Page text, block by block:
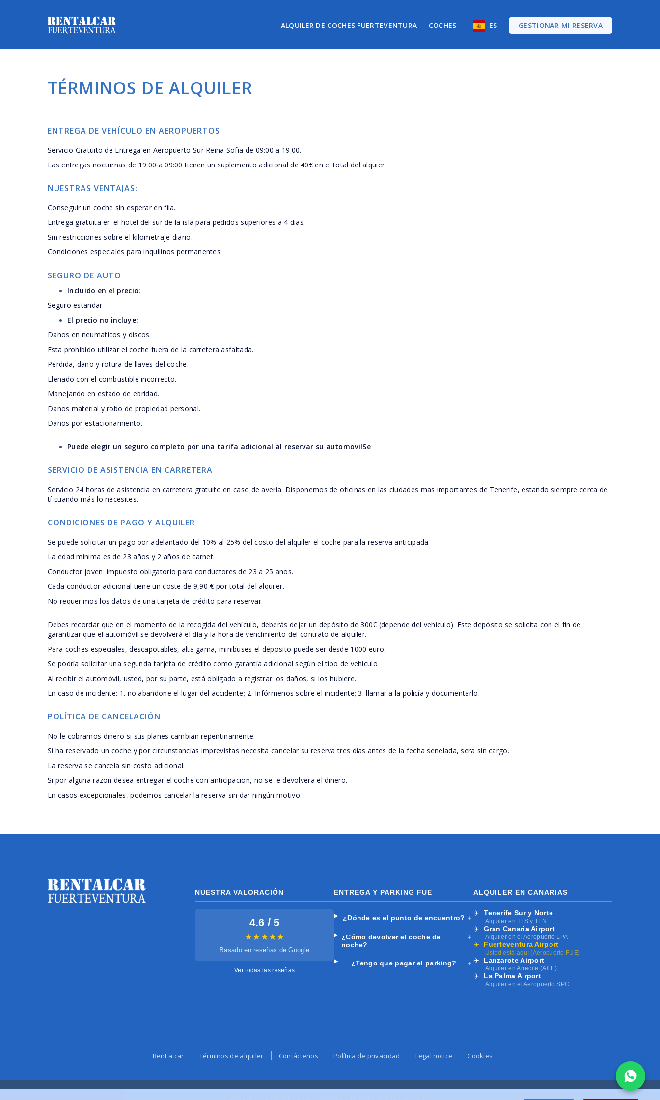
ALQUILER DE COCHES FUERTEVENTURA COCHES ES GESTIONAR MI RESERVA
TÉRMINOS DE ALQUILER
ENTREGA DE VEHÍCULO EN AEROPUERTOS
Servicio Gratuito de Entrega en Aeropuerto Sur Reina Sofia de 09:00 a 19:00.
Las entregas nocturnas de 19:00 a 09:00 tienen un suplemento adicional de 40€ en el total del alquier.
NUESTRAS VENTAJAS:
Conseguir un coche sin esperar en fila.
Entrega gratuita en el hotel del sur de la isla para pedidos superiores a 4 dias.
Sin restricciones sobre el kilometraje diario.
Condiciones especiales para inquilinos permanentes.
SEGURO DE AUTO
Incluido en el precio:
Seguro estandar
El precio no incluye:
Danos en neumaticos y discos.
Esta prohibido utilizar el coche fuera de la carretera asfaltada.
Perdida, dano y rotura de llaves del coche.
Llenado con el combustible incorrecto.
Manejando en estado de ebridad.
Danos material y robo de propiedad personal.
Danos por estacionamiento.
Puede elegir un seguro completo por una tarifa adicional al reservar su automovilSe
SERVICIO DE ASISTENCIA EN CARRETERA
Servicio 24 horas de asistencia en carretera gratuito en caso de avería. Disponemos de oficinas en las ciudades mas importantes de Tenerife, estando siempre cerca de
tí cuando más lo necesites.
CONDICIONES DE PAGO Y ALQUILER
Se puede solicitar un pago por adelantado del 10% al 25% del costo del alquiler el coche para la reserva anticipada.
La edad mínima es de 23 años y 2 años de carnet.
Conductor joven: impuesto obligatorio para conductores de 23 a 25 anos.
Cada conductor adicional tiene un coste de 9,90 € por total del alquiler.
No requerimos los datos de una tarjeta de crédito para reservar.
Debes recordar que en el momento de la recogida del vehículo, deberás dejar un depósito de 300€ (depende del vehículo). Este depósito se solicita con el fin de
garantizar que el automóvil se devolverá el día y la hora de vencimiento del contrato de alquiler.
Para coches especiales, descapotables, alta gama, minibuses el deposito puede ser desde 1000 euro.
Se podría solicitar una segunda tarjeta de crédito como garantía adicional según el tipo de vehículo
Al recibir el automóvil, usted, por su parte, está obligado a registrar los daños, si los hubiere.
En caso de incidente: 1. no abandone el lugar del accidente; 2. Infórmenos sobre el incidente; 3. llamar a la policía y documentarlo.
POLÍTICA DE CANCELACIÓN
No le cobramos dinero si sus planes cambian repentinamente.
Si ha reservado un coche y por circunstancias imprevistas necesita cancelar su reserva tres dias antes de la fecha senelada, sera sin cargo.
La reserva se cancela sin costo adicional.
Si por alguna razon desea entregar el coche con anticipacion, no se le devolvera el dinero.
En casos excepcionales, podemos cancelar la reserva sin dar ningún motivo.
NUESTRA VALORACIÓN
4.6 / 5
★★★★★
Basado en reseñas de Google
Ver todas las reseñas
ENTREGA Y PARKING FUE
¿Dónde es el punto de encuentro? ＋
¿Cómo devolver el coche de
noche?
＋
¿Tengo que pagar el parking? ＋
ALQUILER EN CANARIAS
✈️ Tenerife Sur y Norte
Alquiler en TFS y TFN
✈️ Gran Canaria Airport
Alquiler en el Aeropuerto LPA
✈️ Fuerteventura Airport
Usted está aquí (Aeropuerto FUE)
✈️ Lanzarote Airport
Alquiler en Arrecife (ACE)
✈️ La Palma Airport
Alquiler en el Aeropuerto SPC
Rent a car Términos de alquiler Contáctenos Política de privacidad Legal notice Cookies